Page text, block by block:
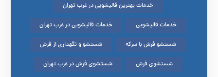
خدمات بهترین قالیشویی در غرب تهران
خدمات قالیشویی خدمات قالیشویی در غرب تهران
شستشو فرش با سرکه شستشو و نگهداری از فرش
شستشوی فرش شستشوی فرش در غرب تهران